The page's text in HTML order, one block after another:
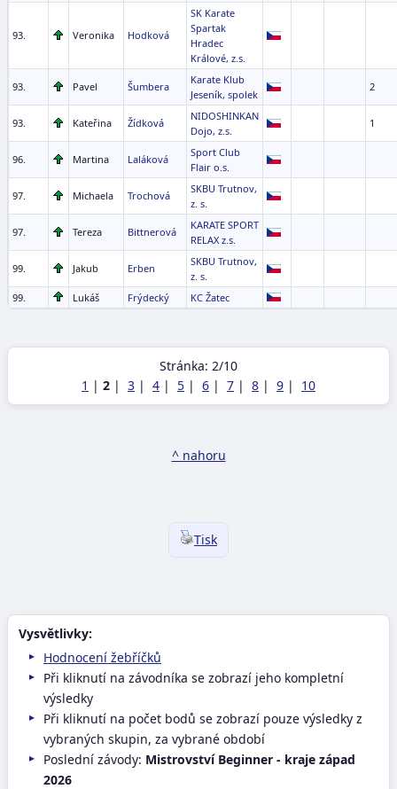
93. Veronika Hodková
SK Karate
Spartak
Hradec
Králové, z.s.
93. Pavel Šumbera
Karate Klub
Jeseník, spolek
2
93. Kateřina Žídková
NIDOSHINKAN
Dojo, z.s.
1
96. Martina Laláková
Sport Club
Flair o.s.
97. Michaela Trochová
SKBU Trutnov,
z. s.
97. Tereza Bittnerová
KARATE SPORT
RELAX z.s.
99. Jakub Erben
SKBU Trutnov,
z. s.
99.
Lukáš Frýdecký KC Žatec
Stránka: 2/10
1 | 2 | 3 | 4 | 5 | 6 | 7 | 8 | 9 | 10
^ nahoru
Tisk
Vysvětlivky:
Hodnocení žebříčků
Při kliknutí na závodníka se zobrazí jeho kompletní
výsledky
Při kliknutí na počet bodů se zobrazí pouze výsledky z
vybraných skupin, za vybrané období
Poslední závody: Mistrovství Beginner - kraje západ
2026